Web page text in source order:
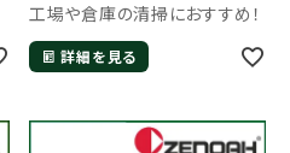
工場や倉庫の清掃におすすめ！
詳細を見る